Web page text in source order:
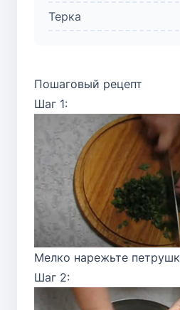
Терка
Пошаговый рецепт
Шаг 1:
Мелко нарежьте
Шаг 2: